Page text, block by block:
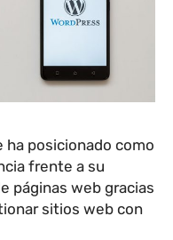
ha posicionado como
frente a su
páginas web gracias
sitios web con